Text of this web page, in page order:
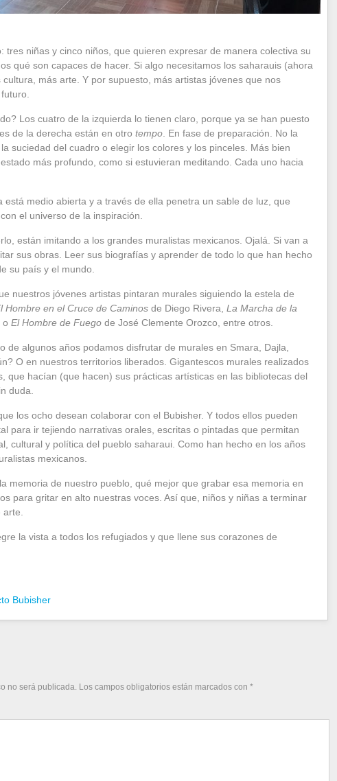
tres niñas y cinco niños, que quieren expresar de manera colectiva su
qué son capaces de hacer. Si algo necesitamos los saharauis (ahora
más arte. Y por supuesto, más artistas jóvenes que nos
Los cuatro de la izquierda lo tienen claro, porque ya se han puesto
de la derecha están en otro tempo . En fase de preparación. No la
suciedad del cuadro o elegir los colores y los pinceles. Más bien
más profundo, como si estuvieran meditando. Cada uno hacia
está medio abierta y a través de ella penetra un sable de luz, que
el universo de la inspiración.
están imitando a los grandes muralistas mexicanos. Ojalá. Si van a
sus obras. Leer sus biografías y aprender de todo lo que han hecho
su país y el mundo.
nuestros jóvenes artistas pintaran murales siguiendo la estela de
Hombre en el Cruce de Caminos de Diego Rivera, La Marcha de la
o El Hombre de Fuego de José Clemente Orozco, entre otros.
de algunos años podamos disfrutar de murales en Smara, Dajla,
O en nuestros territorios liberados. Gigantescos murales realizados
que hacían (que hacen) sus prácticas artísticas en las bibliotecas del
duda.
los ocho desean colaborar con el Bubisher. Y todos ellos pueden
para ir tejiendo narrativas orales, escritas o pintadas que permitan
cultural y política del pueblo saharaui. Como han hecho en los años
mexicanos.
memoria de nuestro pueblo, qué mejor que grabar esa memoria en
para gritar en alto nuestras voces. Así que, niños y niñas a terminar
la vista a todos los refugiados y que llene sus corazones de
Bubisher
no será publicada. Los campos obligatorios están marcados con *